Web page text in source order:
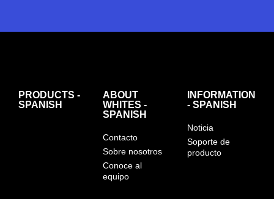
PRODUCTS -
SPANISH
ABOUT
WHITES -
SPANISH
Contacto
Sobre nosotros
Conoce al
equipo
INFORMATION
- SPANISH
Noticia
Soporte de
producto